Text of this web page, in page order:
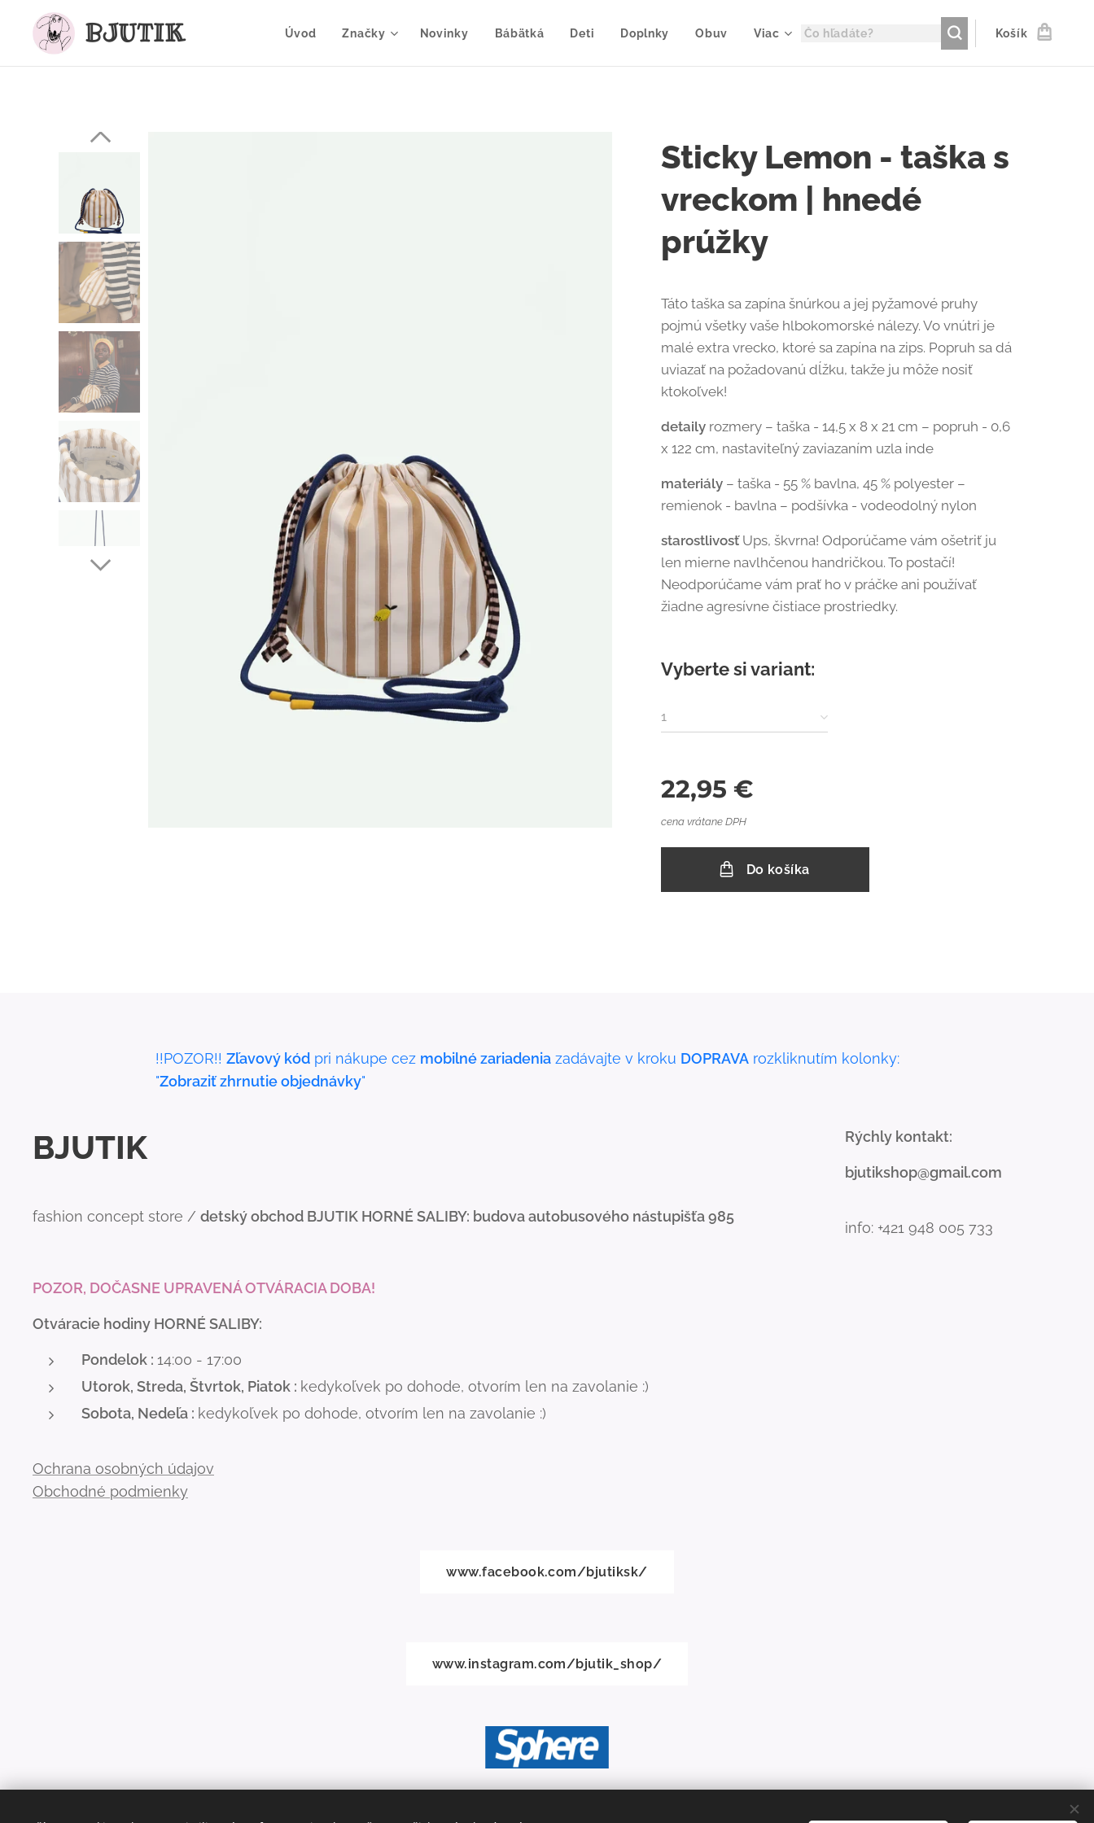
BJUTIK Úvod Značky Novinky Bábätká Deti Doplnky Obuv Viac Košík
Sticky Lemon - taška s
vreckom | hnedé
prúžky
Táto taška sa zapína šnúrkou a jej pyžamové pruhy
pojmú všetky vaše hlbokomorské nálezy. Vo vnútri je
malé extra vrecko, ktoré sa zapína na zips. Popruh sa dá
uviazať na požadovanú dĺžku, takže ju môže nosiť
ktokoľvek!
detaily rozmery – taška - 14,5 x 8 x 21 cm – popruh - 0,6
x 122 cm, nastaviteľný zaviazaním uzla inde
materiály – taška - 55 % bavlna, 45 % polyester –
remienok - bavlna – podšívka - vodeodolný nylon
starostlivosť Ups, škvrna! Odporúčame vám ošetriť ju
len mierne navlhčenou handričkou. To postačí!
Neodporúčame vám prať ho v práčke ani používať
žiadne agresívne čistiace prostriedky.
Vyberte si variant:
1
22,95 €
cena vrátane DPH
Do košíka
!!POZOR!! Zľavový kódpri nákupe cez mobilné zariadeniazadávajte v kroku DOPRAVArozkliknutím kolonky:
"Zobraziť zhrnutie objednávky"
BJUTIK
fashion concept store / detský obchod BJUTIK HORNÉ SALIBY: budova autobusového nástupišťa 985
POZOR, DOČASNE UPRAVENÁ OTVÁRACIA DOBA!
Otváracie hodiny HORNÉ SALIBY:
Pondelok : 14:00 - 17:00
Utorok, Streda, Štvrtok, Piatok : kedykoľvek po dohode, otvorím len na zavolanie :)
Sobota, Nedeľa : kedykoľvek po dohode, otvorím len na zavolanie :)
Ochrana osobných údajov
Obchodné podmienky
Rýchly kontakt:
bjutikshop@gmail.com
info: +421 948 005 733
www.facebook.com/bjutiksk/
www.instagram.com/bjutik_shop/